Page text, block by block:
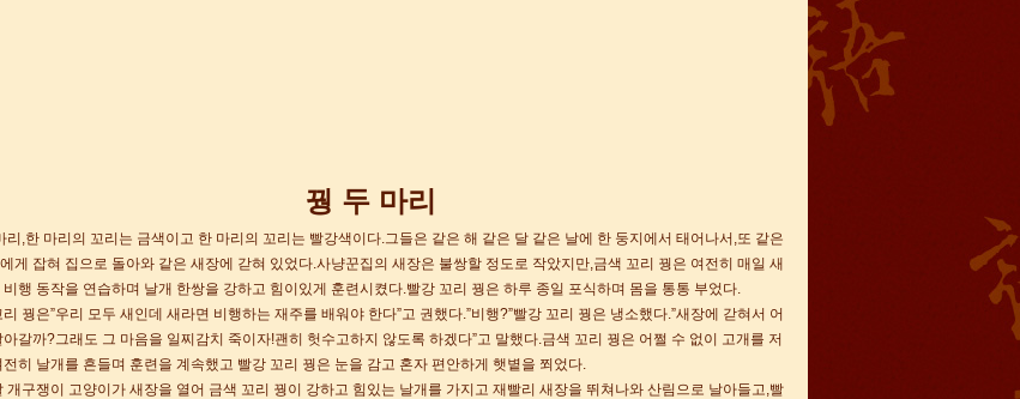
外开考了，常州的考生可以在自己家门口参加汉语考试了
꿩 두 마리
리,한 마리의 꼬리는 금색이고 한 마리의 꼬리는 빨강색이다.그들은 같은 해 같은 달 같은 날에 한 둥지에서 태어나서,또 같은
게 잡혀 집으로 돌아와 같은 새장에 갇혀 있었다.사냥꾼집의 새장은 불쌍할 정도로 작았지만,금색 꼬리 꿩은 여전히 매일 새
비행 동작을 연습하며 날개 한쌍을 강하고 힘이있게 훈련시켰다.빨강 꼬리 꿩은 하루 종일 포식하며 몸을 통통 부었다.
리 꿩은”우리 모두 새인데 새라면 비행하는 재주를 배워야 한다”고 권했다.”비행?”빨강 꼬리 꿩은 냉소했다.”새장에 갇혀서 어
아갈까?그래도 그 마음을 일찌감치 죽이자!괜히 헛수고하지 않도록 하겠다”고 말했다.금색 꼬리 꿩은 어쩔 수 없이 고개를 저
전히 날개를 흔들며 훈련을 계속했고 빨강 꼬리 꿩은 눈을 감고 혼자 편안하게 햇볕을 쬐었다.
개구쟁이 고양이가 새장을 열어 금색 꼬리 꿩이 강하고 힘있는 날개를 가지고 재빨리 새장을 뛰쳐나와 산림으로 날아들고,빨